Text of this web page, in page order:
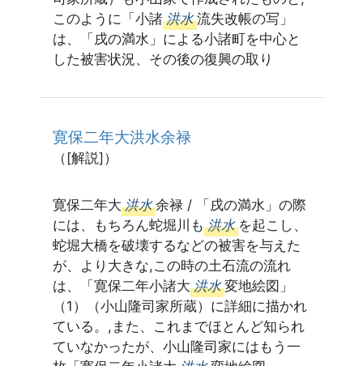
このように「小諸 洪水 流失改帳の写」
は、「戌の満水」による小諸町を中心と
した被害状況、その後の復興の取り
寛保二年大洪水余禄
（[解説]）
寛保二年大 洪水 余禄 / 「戌の満水」の際
には、もちろん蛇堀川も 洪水 を起こし、
蛇堀大橋を破壊するなどの被害を与えた
が、より大きな,この時の土石流の流れ
は、「寛保二年小諸大 洪水 変地絵図」
（1）（小山隆司家所蔵）に詳細に描かれ
ている。,また、これまでほとんど知られ
ていなかったが、小山隆司家にはもう一